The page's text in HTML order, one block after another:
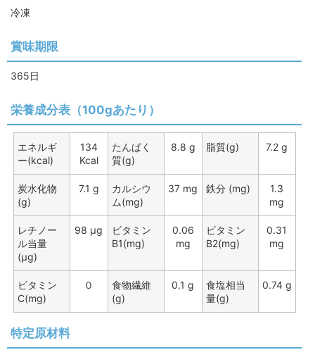
冷凍
賞味期限
365日
栄養成分表（100gあたり）
エネルギ
ー(kcal)
134
Kcal
たんぱく
質(g)
8.8 g 脂質(g) 7.2 g
炭水化物
(g)
7.1 g
カルシウ
ム(mg)
37 mg 鉄分 (mg)
1.3
mg
レチノー
ル当量
(μg)
98 μg
ビタミン
B1(mg)
0.06
mg
ビタミン
B2(mg)
0.31
mg
ビタミン
C(mg)
０
食物繊維
(g)
0.1 g
食塩相当
量(g)
0.74 g
特定原材料